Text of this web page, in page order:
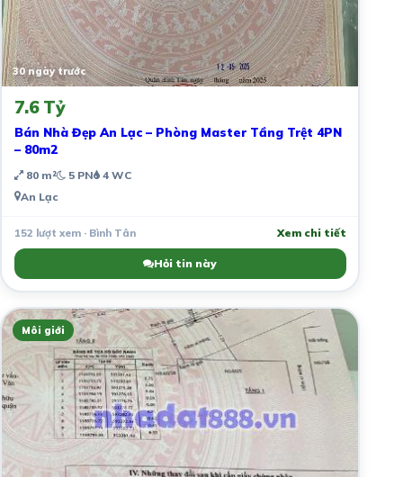
30 ngày trước
7.6 Tỷ
Bán Nhà Đẹp An Lạc – Phòng Master Tầng Trệt 4PN
– 80m2
80 m² 5 PN 4 WC
An Lạc
152 lượt xem · Bình Tân Xem chi tiết
Hỏi tin này
Môi giới